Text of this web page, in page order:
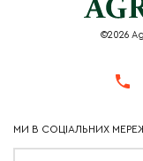
©2026